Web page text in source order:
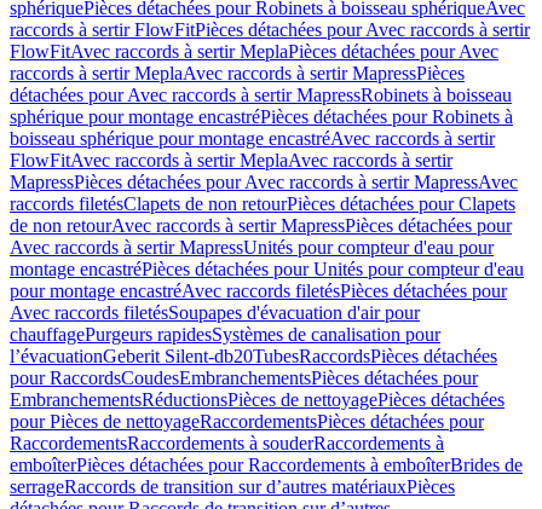
sphériquePièces détachées pour Robinets à boisseau sphériqueAvec
raccords à sertir FlowFitPièces détachées pour Avec raccords à sertir
FlowFitAvec raccords à sertir MeplaPièces détachées pour Avec
raccords à sertir MeplaAvec raccords à sertir MapressPièces
détachées pour Avec raccords à sertir MapressRobinets à boisseau
sphérique pour montage encastréPièces détachées pour Robinets à
boisseau sphérique pour montage encastréAvec raccords à sertir
FlowFitAvec raccords à sertir MeplaAvec raccords à sertir
MapressPièces détachées pour Avec raccords à sertir MapressAvec
raccords filetésClapets de non retourPièces détachées pour Clapets
de non retourAvec raccords à sertir MapressPièces détachées pour
Avec raccords à sertir MapressUnités pour compteur d'eau pour
montage encastréPièces détachées pour Unités pour compteur d'eau
pour montage encastréAvec raccords filetésPièces détachées pour
Avec raccords filetésSoupapes d'évacuation d'air pour
chauffagePurgeurs rapidesSystèmes de canalisation pour
l’évacuationGeberit Silent-db20TubesRaccordsPièces détachées
pour RaccordsCoudesEmbranchementsPièces détachées pour
EmbranchementsRéductionsPièces de nettoyagePièces détachées
pour Pièces de nettoyageRaccordementsPièces détachées pour
RaccordementsRaccordements à souderRaccordements à
emboîterPièces détachées pour Raccordements à emboîterBrides de
serrageRaccords de transition sur d’autres matériauxPièces